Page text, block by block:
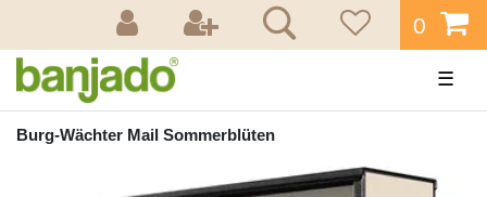
0
☰
Burg-Wächter Mail Sommerblüten